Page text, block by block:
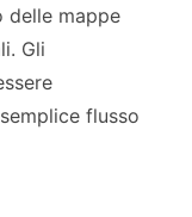
delle mappe
Gli
flusso